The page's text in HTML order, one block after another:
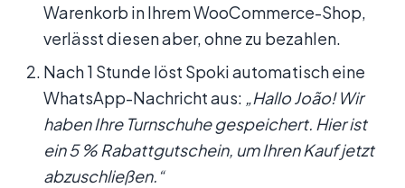
Warenkorb in Ihrem WooCommerce-Shop,
verlässt diesen aber, ohne zu bezahlen.
Nach 1 Stunde löst Spoki automatisch eine
WhatsApp-Nachricht aus: „Hallo João! Wir
haben Ihre Turnschuhe gespeichert. Hier ist
ein 5 % Rabattgutschein, um Ihren Kauf jetzt
abzuschließen.“